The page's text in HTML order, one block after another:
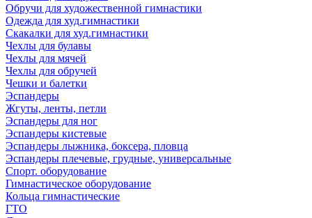
Обручи для художественной гимнастики
Одежда для худ.гимнастики
Скакалки для худ.гимнастики
Чехлы для булавы
Чехлы для мячей
Чехлы для обручей
Чешки и балетки
Эспандеры
Жгуты, ленты, петли
Эспандеры для ног
Эспандеры кистевые
Эспандеры лыжника, боксера, пловца
Эспандеры плечевые, грудные, универсальные
Спорт. оборудование
Гимнастическое оборудование
Кольца гимнастические
ГТО